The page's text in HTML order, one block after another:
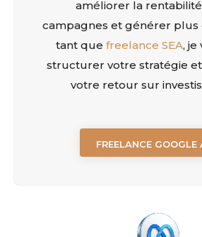
améliorer la
campagnes et générer plus
tant que freelance SEA, je
structurer votre stratégie et
votre retour sur
FREELANCE GOOGLE